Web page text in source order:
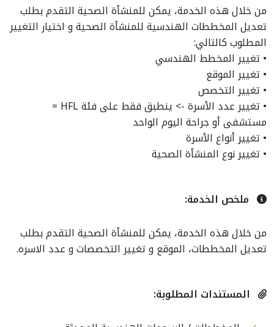
من خلال هذه الخدمة، يمكن للمنشأة الصحية التقدم بطلب
تعديل المخططات الهندسية للمنشأة الصحية و اختيار التغيير
المطلوب كالتالي:
• تغيير المخطط الهندسي
• تغيير الموقع
• تغيير التخصص
• تغيير عدد الأسرة -> ينطبق فقط على فئة HFL =
مستشفى أو جراحة اليوم الواحد
• تغيير أنواع الأسرة
• تغيير نوع المنشأة الصحية
ملخص الخدمة:
من خلال هذه الخدمة، يمكن للمنشأة الصحية التقدم بطلب
تعديل المخططات، الموقع و تغيير التخصصات و عدد الاسره.
المستندات المطلوبة: